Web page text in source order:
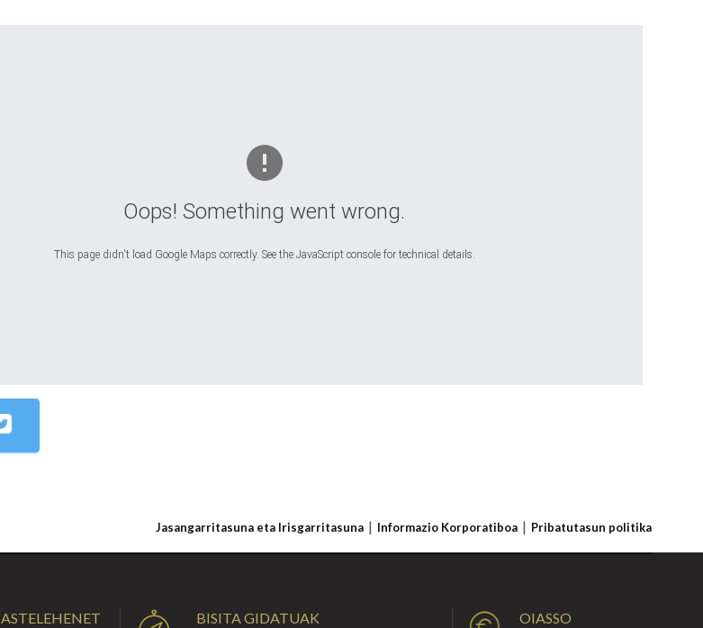
Oops! Something went wrong.
This page didn't load Google Maps correctly. See the JavaScript console for technical details.
Jasangarritasuna eta Irisgarritasuna Informazio Korporatiboa Pribatutasun politika
ASTELEHENET
BISITA GIDATUAK
OIASSO